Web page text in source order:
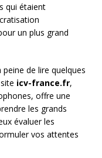
qui étaient
un plus grand
de lire quelques
icv-france.fr,
offre une
les grands
évaluer les
vos attentes